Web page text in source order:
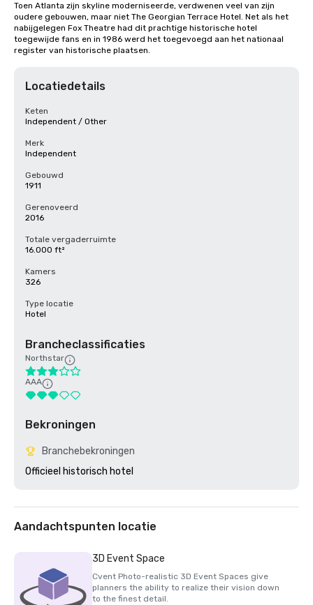
Toen Atlanta zijn skyline moderniseerde, verdwenen veel van zijn
oudere gebouwen, maar niet The Georgian Terrace Hotel. Net als het
nabijgelegen Fox Theatre had dit prachtige historische hotel
toegewijde fans en in 1986 werd het toegevoegd aan het nationaal
register van historische plaatsen.
Locatiedetails
Keten
Independent / Other
Merk
Independent
Gebouwd
1911
Gerenoveerd
2016
Totale vergaderruimte
16.000 ft²
Kamers
326
Type locatie
Hotel
Brancheclassificaties
Northstar
AAA
Bekroningen
Branchebekroningen
Aandachtspunten locatie
3D Event Space
Cvent Photo-realistic 3D Event Spaces give
planners the ability to realize their vision down
to the finest detail.